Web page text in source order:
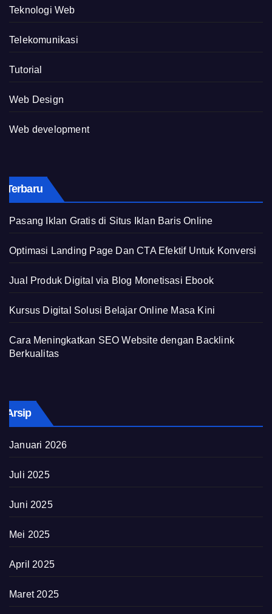
Teknologi Web
Telekomunikasi
Tutorial
Web Design
Web development
Terbaru
Pasang Iklan Gratis di Situs Iklan Baris Online
Optimasi Landing Page Dan CTA Efektif Untuk Konversi
Jual Produk Digital via Blog Monetisasi Ebook
Kursus Digital Solusi Belajar Online Masa Kini
Cara Meningkatkan SEO Website dengan Backlink
Berkualitas
Arsip
Januari 2026
Juli 2025
Juni 2025
Mei 2025
April 2025
Maret 2025